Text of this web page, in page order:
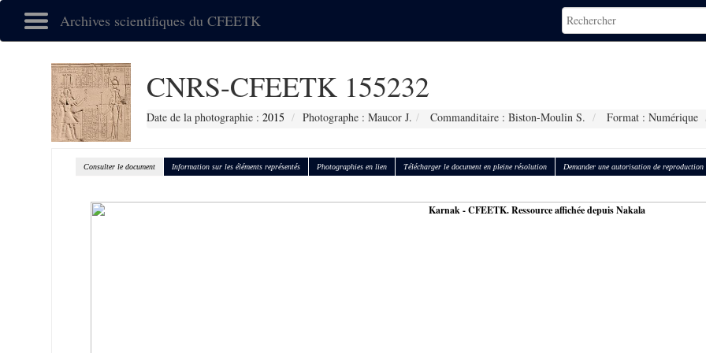
Archives scientifiques du CFEETK
CNRS-CFEETK 155232
Date de la photographie : 2015 Photographe : Maucor J. Commanditaire : Biston-Moulin S. Format : Numérique
Consulter le document Information sur les éléments représentés Photographies en lien Télécharger le document en pleine résolution Demander une autorisation de reproduction